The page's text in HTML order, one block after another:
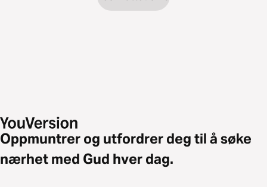
Oppmuntrer og utfordrer deg til å søke
nærhet med Gud hver dag.